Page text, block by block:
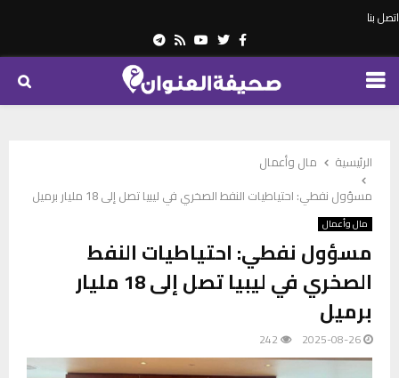
اتصل بنا
Facebook
Twitter
Youtube
Rss
Telegram
PRIMARY
الرئيسية
مال وأعمال
مسؤول نفطي: احتياطيات النفط الصخري في ليبيا تصل إلى 18 مليار برميل
مال وأعمال
مسؤول نفطي: احتياطيات النفط
الصخري في ليبيا تصل إلى 18 مليار
برميل
2025-08-26
242